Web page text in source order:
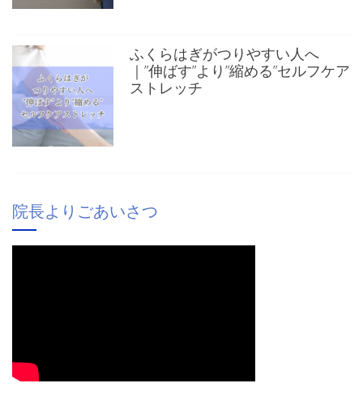
ふくらはぎがつりやすい人へ
｜”伸ばす”より”縮める”セルフケア
ストレッチ
院長よりごあいさつ